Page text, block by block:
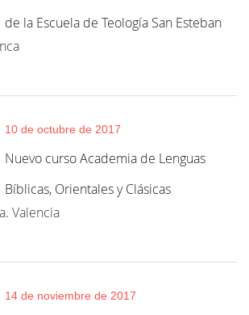
de la Escuela de Teología San Esteban
10 de octubre de 2017
Nuevo curso Academia de Lenguas
Bíblicas, Orientales y Clásicas
Valencia
14 de noviembre de 2017